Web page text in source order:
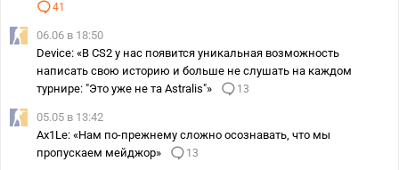
41
06.06 в 18:50
Device: «В CS2 у нас появится уникальная возможность
написать свою историю и больше не слушать на каждом
турнире: "Это уже не та Astralis"»
13
05.05 в 13:42
Ax1Le: «Нам по-прежнему сложно осознавать, что мы
пропускаем мейджор»
13